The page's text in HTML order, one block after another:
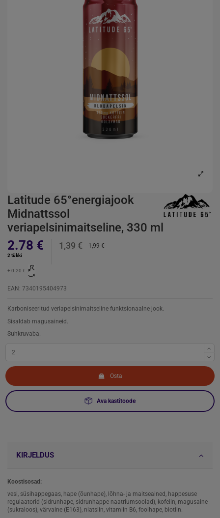
Latitude 65°energiajook
Midnattssol
veriapelsinimaitseline, 330 ml
2.78 €
2 tükki
1,39 € 1,99 €
+ 0.20 €
EAN: 7340195404973
Karboniseeritud veriapelsinimaitseline funktsionaalne jook.
Sisaldab magusaineid.
Suhkruvaba.
Osta
Ava kastitoode
KIRJELDUS
Koostisosad:
vesi, süsihappegaas, hape (õunhape), lõhna- ja maitseained, happesuse
regulaatorid (sidrunhape, sidrunhappe naatriumsoolad), kofeiin, magusaine
(sukraloos), värvaine (E163), niatsiin, vitamiin B6, foolhape, biotiin.